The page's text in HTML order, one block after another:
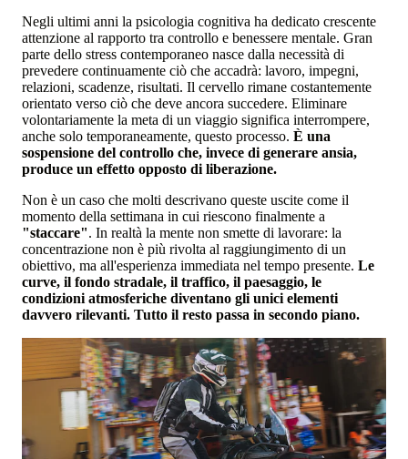
Negli ultimi anni la psicologia cognitiva ha dedicato crescente
attenzione al rapporto tra controllo e benessere mentale. Gran
parte dello stress contemporaneo nasce dalla necessità di
prevedere continuamente ciò che accadrà: lavoro, impegni,
relazioni, scadenze, risultati. Il cervello rimane costantemente
orientato verso ciò che deve ancora succedere. Eliminare
volontariamente la meta di un viaggio significa interrompere,
anche solo temporaneamente, questo processo. È una
sospensione del controllo che, invece di generare ansia,
produce un effetto opposto di liberazione.
Non è un caso che molti descrivano queste uscite come il
momento della settimana in cui riescono finalmente a
"staccare". In realtà la mente non smette di lavorare: la
concentrazione non è più rivolta al raggiungimento di un
obiettivo, ma all'esperienza immediata nel tempo presente. Le
curve, il fondo stradale, il traffico, il paesaggio, le
condizioni atmosferiche diventano gli unici elementi
davvero rilevanti. Tutto il resto passa in secondo piano.